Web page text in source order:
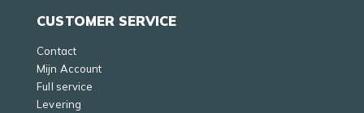
CUSTOMER SERVICE
Contact
Mijn Account
Full service
Levering